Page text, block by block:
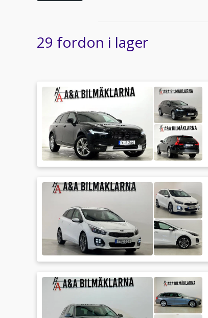
29 fordon i lager